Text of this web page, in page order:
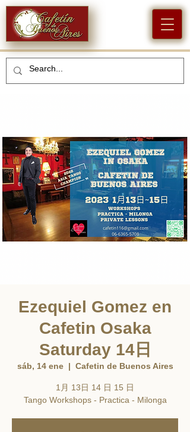
Ezequiel Gomez en
Cafetin Osaka
Saturday 14日
sáb, 14 ene
  |
Cafetin de Buenos Aires
1月 13日 14 日 15 日
Tango Workshops - Practica - Milonga